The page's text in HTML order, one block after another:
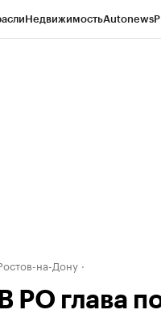
НедвижимостьAutonews
на-Дону
В РО глава